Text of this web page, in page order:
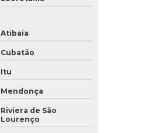
Atibaia
Cubatão
Itu
Mendonça
Riviera de São
Lourenço